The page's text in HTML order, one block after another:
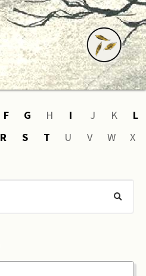
F G H I J K
L
R S T U V W
X